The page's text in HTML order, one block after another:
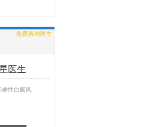
免费咨询医生
医生
难性白癜风